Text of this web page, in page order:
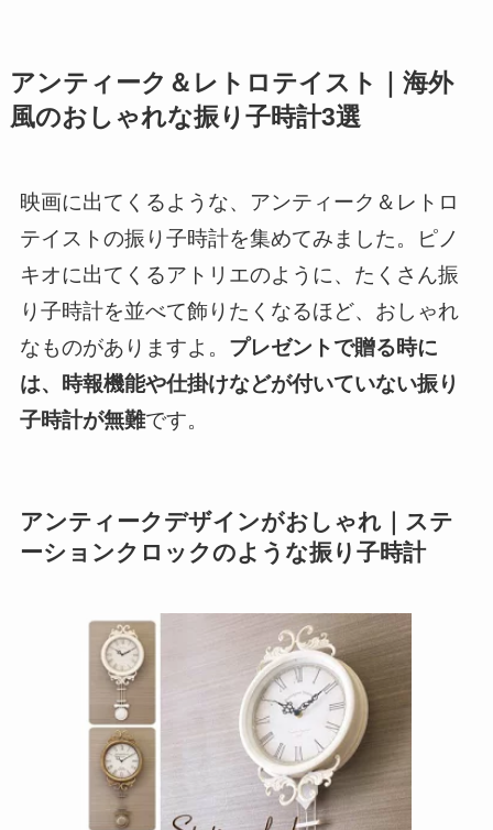
アンティーク＆レトロテイスト｜海外
風のおしゃれな振り子時計3選
映画に出てくるような、アンティーク＆レトロ
テイストの振り子時計を集めてみました。ピノ
キオに出てくるアトリエのように、たくさん振
り子時計を並べて飾りたくなるほど、おしゃれ
なものがありますよ。 プレゼントで贈る時に
は、時報機能や仕掛けなどが付いていない振り
子時計が無難です。
アンティークデザインがおしゃれ｜ステ
ーションクロックのような振り子時計